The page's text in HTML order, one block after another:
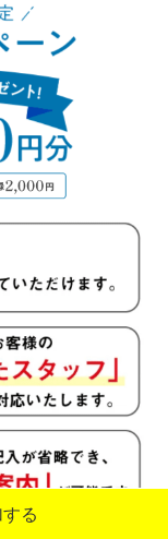
ください
る